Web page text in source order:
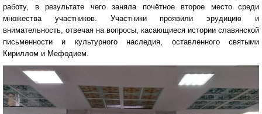
работу, в результате чего заняла почётное второе место среди
множества участников. Участники проявили эрудицию и
внимательность, отвечая на вопросы, касающиеся истории славянской
письменности и культурного наследия, оставленного святыми
Кириллом и Мефодием.